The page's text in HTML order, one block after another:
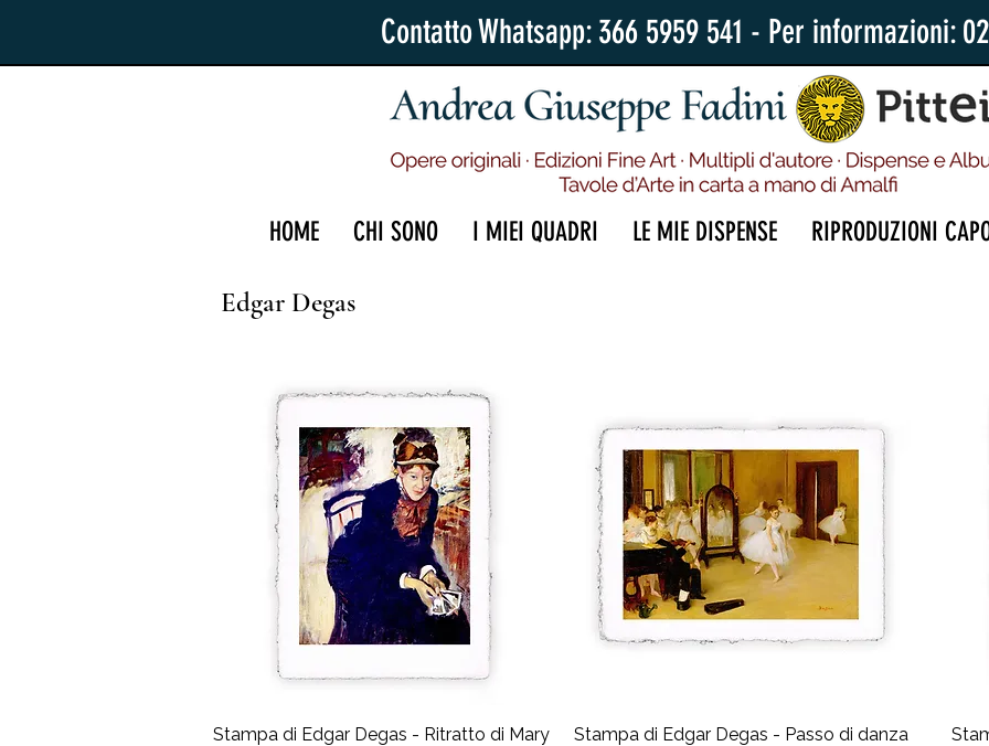
Contatto Whatsapp: 366 5959 541 - Per informazioni:
HOME CHI SONO I MIEI QUADRI LE MIE DISPENSE RIPRODUZIONI
Stampa di Edgar Degas - Ritratto di Mary
Stampa di Edgar Degas - Passo di danza
Edgar Degas